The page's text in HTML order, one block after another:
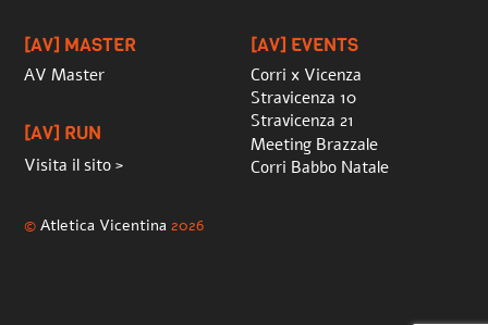
[AV] MASTER
AV Master
[AV] RUN
Visita il sito >
[AV] EVENTS
Corri x Vicenza
Stravicenza 10
Stravicenza 21
Meeting Brazzale
Corri Babbo Natale
©Atletica Vicentina 2026